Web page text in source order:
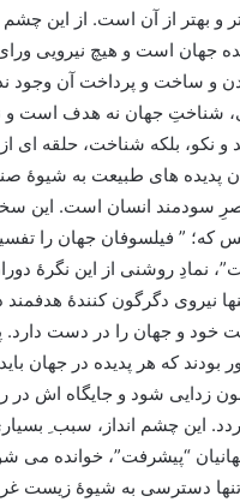
و بهتر از آن است. از این چشم
جهان است و هیچ نیرویی ورای
و ساخت و پرداخت آن وجود
شناختِ جهان نه هدف است و
نکو، بلکه شناخت، حلقه ای
پدیده های طبیعت به شیوۀ
سودمند انسان است. این
که؛ ” فیلسوفان جهان را
نمادِ روشنی از این نگرۀ
نیروی دگرگون کنندۀ هدفمند
و جهان را در دست دارد.
بودند که هر پدیده در جهان
زدایی شود و جایگاه اش در
اين چشم انداز، سبب
“پيشرفت”، خوانده می
دسترسی به شیوۀ زیست